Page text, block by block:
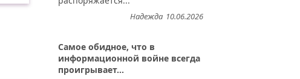
10.06.2026
Надежда
Самое обидное, что в
информационной войне всегда
проигрывает...